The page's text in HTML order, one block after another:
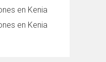
en Kenia
en Kenia